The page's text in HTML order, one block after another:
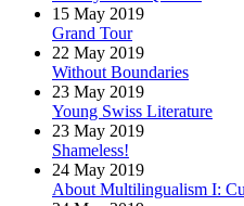
15 May 2019
Grand Tour
22 May 2019
Without Boundaries
23 May 2019
Young Swiss Literature
23 May 2019
Shameless!
24 May 2019
About Multilingualism I: